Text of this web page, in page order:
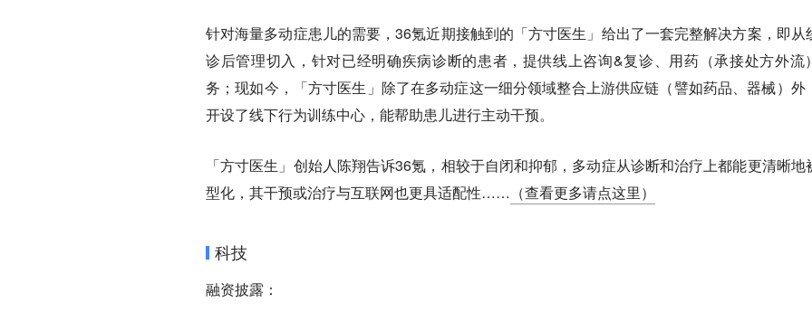
针对海量多动症患儿的需要，36氪近期接触到的「方寸医生」给出了一套完整解决方案，即从
诊后管理切入，针对已经明确疾病诊断的患者，提供线上咨询&复诊、用药（承接处方外流
务；现如今，「方寸医生」除了在多动症这一细分领域整合上游供应链（譬如药品、器械）外
开设了线下行为训练中心，能帮助患儿进行主动干预。
「方寸医生」创始人陈翔告诉36氪，相较于自闭和抑郁，多动症从诊断和治疗上都能更清晰地
型化，其干预或治疗与互联网也更具适配性…… （查看更多请点这里）
科技
融资披露：